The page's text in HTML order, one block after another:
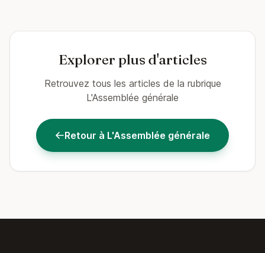
Explorer plus d'articles
Retrouvez tous les articles de la rubrique
L'Assemblée générale
Retour à L'Assemblée générale